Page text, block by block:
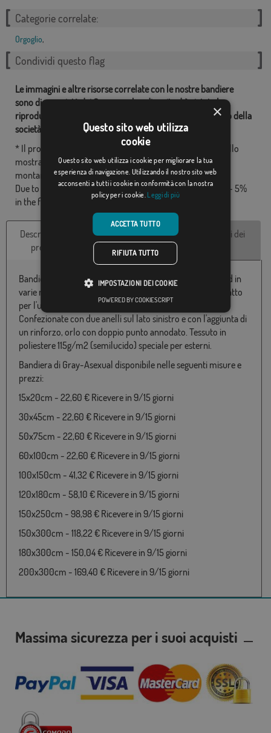
Categorie correlate:
Orgoglio,
Condividi questo flag
Le immagini e altre risorse correlate con le nostre bandiere
sono di proprietà dei Comprarebandiere.it ed è vietata la
riproduzione, l'uso e la modifica senza il consenso esplicito della
società.
* Il progetto finale può essere leggermente diverso da quello
mostrato nell'immagine, le bandiere vengono forniti senza
montante.
Due to production format, there may be a variation of + / - 5%
in the final dimensions and color tones.
Descrizione del
prodotto
Caratteristiche
tecniche
Recensioni dei
Bandiera d'Gray-Asexual disponibile in poliestere 100% ed in
varie misure da 060x100 a 180x300. Particolarmente adatto
per l'uso in ambiente esterno e fabbricata in Europa.
Confezionate con due anelli sul lato sinistro e con l'aggiunta di
un rinforzo, orlo con doppio punto annodato. Tessuto in
poliestere 115g/m2 (semilucido) speciale per esterni.
Bandiera di Gray-Asexual disponibile nelle seguenti misure e
prezzi:
15x20cm - 22,60 € Ricevere in 9/15 giorni
30x45cm - 22,60 € Ricevere in 9/15 giorni
50x75cm - 22,60 € Ricevere in 9/15 giorni
60x100cm - 22,60 € Ricevere in 9/15 giorni
100x150cm - 41,32 € Ricevere in 9/15 giorni
120x180cm - 58,10 € Ricevere in 9/15 giorni
150x250cm - 98,98 € Ricevere in 9/15 giorni
150x300cm - 118,22 € Ricevere in 9/15 giorni
180x300cm - 150,04 € Ricevere in 9/15 giorni
200x300cm - 169,40 € Ricevere in 9/15 giorni
Massima sicurezza per i suoi acquisti
×
Questo sito web utilizza
cookie
Questo sito web utilizza i cookie per migliorare la tua
esperienza di navigazione. Utilizzando il nostro sito web
acconsenti a tutti i cookie in conformità con la nostra
policy per i cookie. Leggi di più
ACCETTA TUTTO
RIFIUTA TUTTO
IMPOSTAZIONI DEI COOKIE
POWERED BY COOKIESCRIPT